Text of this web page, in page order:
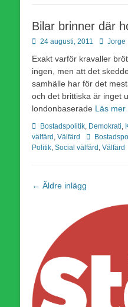
Bilar brinner där
Publicerad
24 augusti, 2011 Författare
Jorge
Exakt varför kravaller
ingen, men att det
samhälle har för det
och det brittiska är inget
londonbaserade Läs mer
Kategorier
Bostadspolitik Demokrati
välfärd Välfärd Etiketter
Politik Social välfärd Välfärd
Inläggsnavigering
← Äldre inlägg